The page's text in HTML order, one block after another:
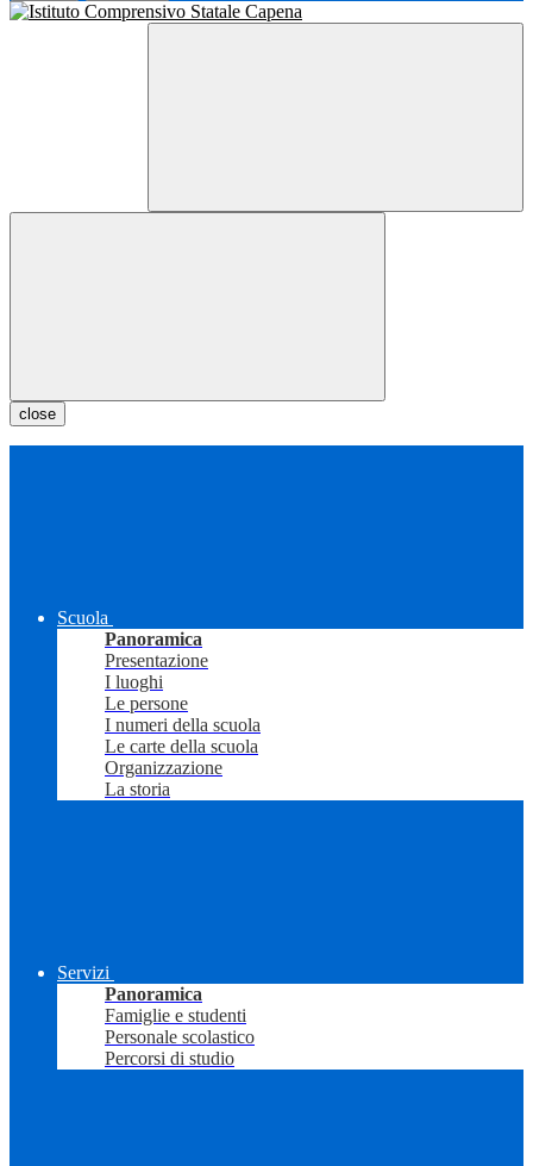
close
Scuola
Panoramica
Presentazione
I luoghi
Le persone
I numeri della scuola
Le carte della scuola
Organizzazione
La storia
Servizi
Panoramica
Famiglie e studenti
Personale scolastico
Percorsi di studio